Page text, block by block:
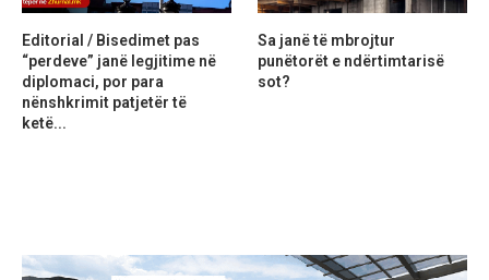
Editorial / Bisedimet pas
“perdeve” janë legjitime në
diplomaci, por para
nënshkrimit patjetër të
ketë...
Sa janë të mbrojtur
punëtorët e ndërtimtarisë
sot?